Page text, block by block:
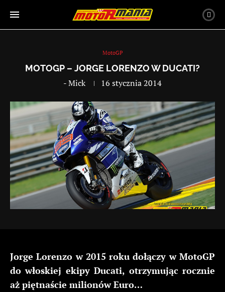
MotoGP
MOTOGP – JORGE LORENZO W DUCATI?
-Mick 16 stycznia 2014
Jorge Lorenzo w 2015 roku dołączy w MotoGP
do włoskiej ekipy Ducati, otrzymując rocznie
aż piętnaście milionów Euro…